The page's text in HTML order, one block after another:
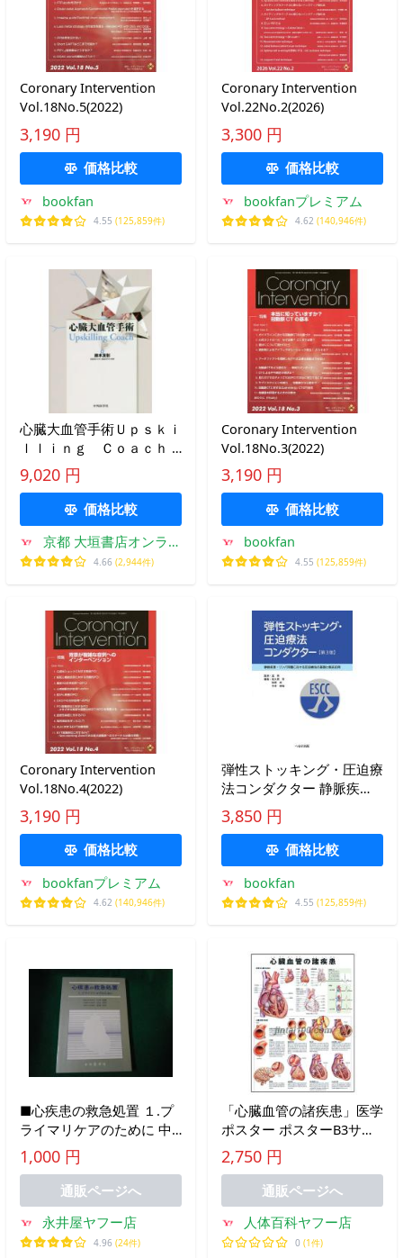
Coronary Intervention
Vol.18No.5(2022)
3,190 円
価格比較
bookfan
4.55 (125,859件)
Coronary Intervention
Vol.22No.2(2026)
3,300 円
価格比較
bookfanプレミアム
4.62 (140,946件)
心臓大血管手術Ｕｐｓｋｉ
ｌｌｉｎｇ Ｃｏａｃｈ /
鈴木 友彰 著
9,020 円
価格比較
京都 大垣書店オンライ
ン
4.66 (2,944件)
Coronary Intervention
Vol.18No.3(2022)
3,190 円
価格比較
bookfan
4.55 (125,859件)
Coronary Intervention
Vol.18No.4(2022)
3,190 円
価格比較
bookfanプレミアム
4.62 (140,946件)
弾性ストッキング・圧迫療
法コンダクター 静脈疾
患・リンパ浮腫における圧
迫療法の基礎と臨床応用/
孟真/佐久田斉/松原忍
3,850 円
価格比較
bookfan
4.55 (125,859件)
■心疾患の救急処置 １.プ
ライマリケアのために 中
外医学社
■FAUB2022102204■
1,000 円
通販ページへ
永井屋ヤフー店
4.96 (24件)
「心臓血管の諸疾患」医学
ポスター ポスターB3サイ
ズ 人体解剖学図ポスター
医学チャート
2,750 円
通販ページへ
人体百科ヤフー店
0 (1件)